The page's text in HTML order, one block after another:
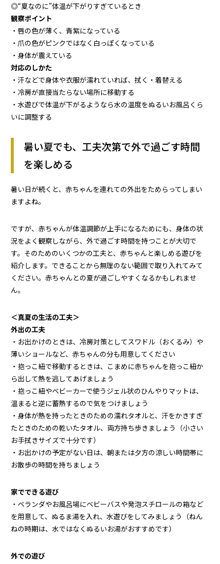
◎“夏なのに”体温が下がりすぎているとき
観察ポイント
・唇の色が薄く、青紫になっている
・爪の色がピンクではなく白っぽくなっている
・身体が震えている
対応のしかた
・汗などで身体や衣服が濡れていれば、拭く・着替える
・冷房が直接当たらない場所に移動する
・水遊びで体温が下がるようなら水の温度をぬるいお風呂くら
いに調整する
暑い夏でも、工夫次第で外で過ごす時間
を楽しめる
暑い日が続くと、赤ちゃんを連れての外出をためらってしまい
ますよね。
ですが、赤ちゃんが体温調節が上手になるためにも、身体の状
況をよく観察しながら、外で過ごす時間を持つことが大切で
す。そのためのいくつかの工夫と、赤ちゃんと楽しめる遊びを
紹介します。できることから無理のない範囲で取り入れてみて
ください。赤ちゃんとの夏が過ごしやすくなるかもしれませ
ん。
＜真夏の生活の工夫＞
外出の工夫
・お出かけのときは、冷房対策としてスワドル（おくるみ）や
薄いショールなど、赤ちゃんの分も用意してください
・抱っこ紐で移動するときは、こまめに赤ちゃんを抱っこ紐か
ら出して熱を逃してあげましょう
・抱っこ紐やベビーカーで使うジェル状のひんやりマットは、
温まると逆に蓄熱するので気をつけましょう
・身体が熱を持ったときのための濡れタオルと、汗をかきすぎ
たときのための乾いたタオル、両方持ち歩きましょう（小さい
お手拭きサイズで十分です）
・お出かけの予定がない日は、朝または夕方の涼しい時間帯に
お散歩の時間を持ちましょう
家でできる遊び
・ベランダやお風呂場にベビーバスや発泡スチロールの箱など
を用意して、ぬるま湯を入れ、水遊びをしてみましょう（ねん
ねの時期は、水ではなくぬるいお湯がおすすめです）
外での遊び